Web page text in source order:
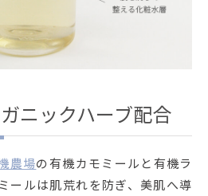
ニックハーブ配合
農場の有機カモミールと有機ラ
ールは肌荒れを防ぎ、美肌へ導